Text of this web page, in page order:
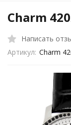
Charm
Написать
Артикул: Charm